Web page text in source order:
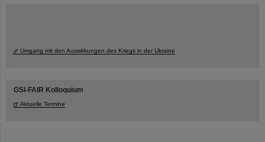
Umgang mit den Auswirkungen des Kriegs in der Ukraine
GSI-FAIR Kolloquium
Aktuelle Termine